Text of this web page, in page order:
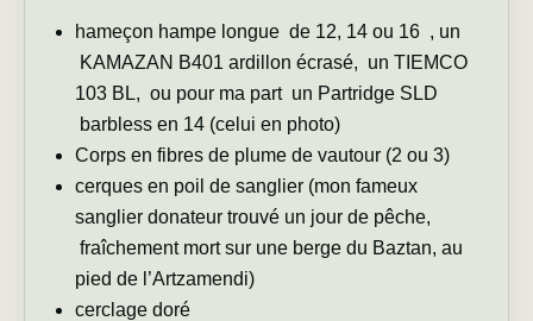
hameçon hampe longue de 12, 14 ou 16 , un
KAMAZAN B401 ardillon écrasé, un TIEMCO
103 BL, ou pour ma part un Partridge SLD
barbless en 14 (celui en photo)
Corps en fibres de plume de vautour (2 ou 3)
cerques en poil de sanglier (mon fameux
sanglier donateur trouvé un jour de pêche,
fraîchement mort sur une berge du Baztan, au
pied de l’Artzamendi)
cerclage doré